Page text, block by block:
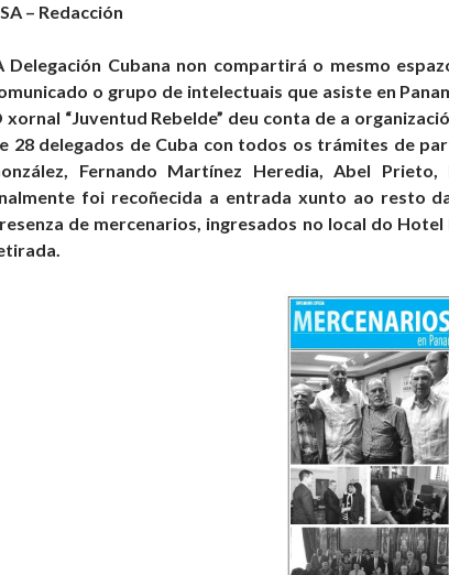
– Redacción
Delegación Cubana non compartirá o mesmo
o grupo de intelectuais que asiste en
xornal “Juventud Rebelde” deu conta de a
28 delegados de Cuba con todos os trámites de
Fernando Martínez Heredia, Abel
foi recoñecida a entrada xunto ao resto
de mercenarios, ingresados no local do